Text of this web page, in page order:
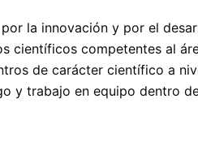
la innovación y por el
científicos competentes al
de carácter científico a
y trabajo en equipo dentro